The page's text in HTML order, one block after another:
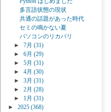
多言語状態の現状
共通の話題があった時代
セミの鳴かない夏
パソコンのリカバリ
►
7月 (31)
►
6月 (29)
►
5月 (31)
►
4月 (30)
►
3月 (31)
►
2月 (28)
►
1月 (31)
►
2025 (368)